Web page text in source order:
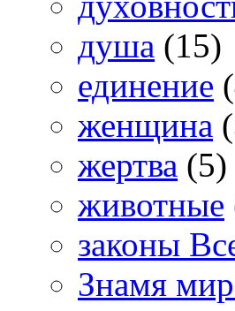
душа (15)
единение
женщина
жертва (5)
животные
законы
Знамя